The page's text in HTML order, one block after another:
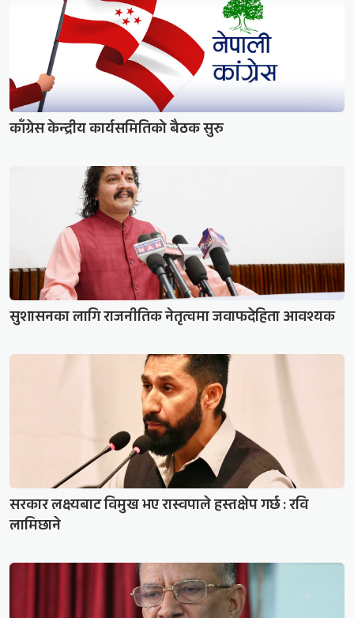
काँग्रेस केन्द्रीय कार्यसमितिको बैठक सुरु
सुशासनका लागि राजनीतिक नेतृत्वमा जवाफदेहिता आवश्यक
सरकार लक्ष्यबाट विमुख भए रास्वपाले हस्तक्षेप गर्छ : रवि
लामिछाने